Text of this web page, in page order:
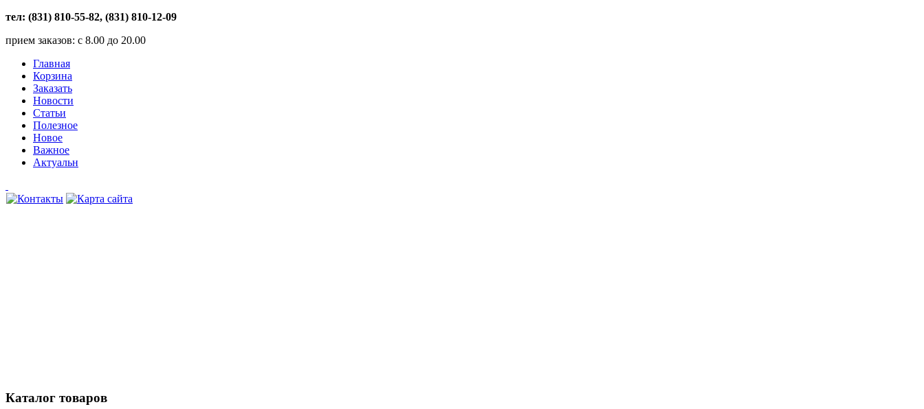
тел: (831) 810-55-82, (831) 810-12-09
прием заказов: с 8.00 до 20.00
Главная
Корзина
Заказать
Новости
Статьи
Полезное
Новое
Важное
Актуальн
Каталог товаров